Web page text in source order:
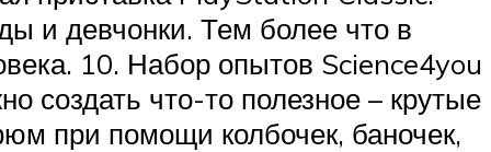
и девчонки. Тем более что в
10. Набор опытов Science4you
что-то полезное – крутые
при помощи колбочек, баночек,